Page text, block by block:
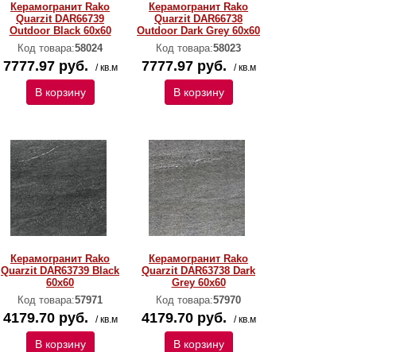
Керамогранит Rako
Quarzit DAR66739
Outdoor Black 60x60
Код товара:58024
7777.97 руб. / кв.м
В корзину
Керамогранит Rako
Quarzit DAR66738
Outdoor Dark Grey 60x60
Код товара:58023
7777.97 руб. / кв.м
В корзину
Керамогранит Rako
Quarzit DAR63739 Black
60x60
Код товара:57971
4179.70 руб. / кв.м
В корзину
Керамогранит Rako
Quarzit DAR63738 Dark
Grey 60x60
Код товара:57970
4179.70 руб. / кв.м
В корзину